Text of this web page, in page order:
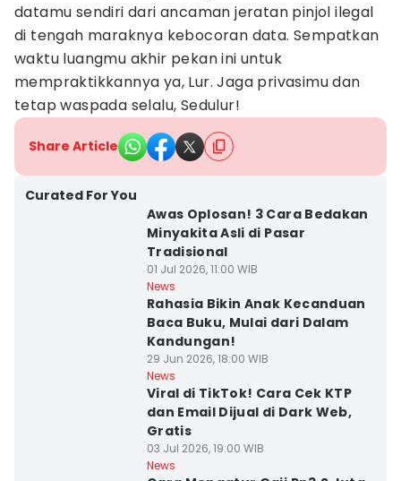
datamu sendiri dari ancaman jeratan pinjol ilegal
di tengah maraknya kebocoran data. Sempatkan
waktu luangmu akhir pekan ini untuk
mempraktikkannya ya, Lur. Jaga privasimu dan
tetap waspada selalu, Sedulur!
Share Article
Curated For You
Awas Oplosan! 3 Cara Bedakan
Minyakita Asli di Pasar
Tradisional
01 Jul 2026, 11:00 WIB
News
Rahasia Bikin Anak Kecanduan
Baca Buku, Mulai dari Dalam
Kandungan!
29 Jun 2026, 18:00 WIB
News
Viral di TikTok! Cara Cek KTP
dan Email Dijual di Dark Web,
Gratis
03 Jul 2026, 19:00 WIB
News